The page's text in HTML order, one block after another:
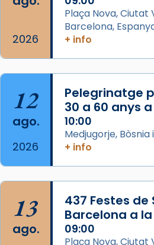
Semproniana (“relatiu a
eterna”) són deixebles
frare Joan Gaspar Roig,
que les santes són filles
Mataró en reivindicarà
Foto
View on Facebook ·
2026
Plaça Nova, Ciutat
Barcelona,
+ info
12
ago.
2026
Pelegrinatge
30 a 60 anys
10:00
Medjugorje,
+ info
13
ago.
437 Festes de
Barcelona a
09:00
Plaça Nova, Ciutat